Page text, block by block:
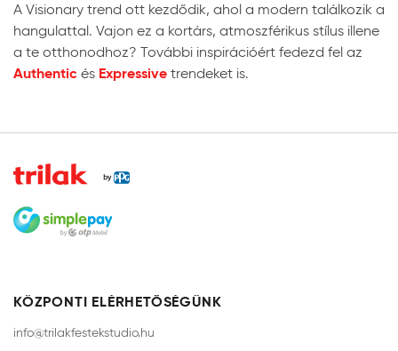
A Visionary trend ott kezdődik, ahol a modern találkozik a
hangulattal. Vajon ez a kortárs, atmoszférikus stílus illene
a te otthonodhoz? További inspirációért fedezd fel az
Authentic és Expressive trendeket is.
KÖZPONTI ELÉRHETŐSÉGÜNK
info@trilakfestekstudio.hu